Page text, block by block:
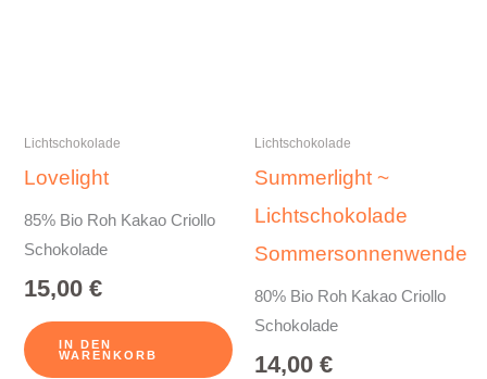
Lichtschokolade
Lovelight
85% Bio Roh Kakao Criollo
Schokolade
15,00€
IN DEN
WARENKORB
Lichtschokolade
Summerlight ~
Lichtschokolade
Sommersonnenwende
80% Bio Roh Kakao Criollo
Schokolade
14,00 €